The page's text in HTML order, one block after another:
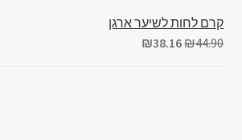
קרם לחות לשיער ארגן
₪44.90
₪38.16